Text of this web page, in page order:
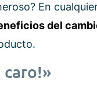
En
del
caro!»